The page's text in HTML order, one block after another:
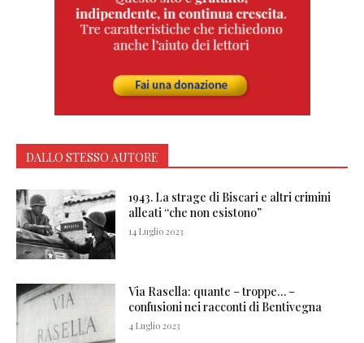
DALLO STESSO AUTORE
1943. La strage di Biscari e altri crimini
alleati “che non esistono”
14 Luglio 2023
Via Rasella: quante – troppe… –
confusioni nei racconti di Bentivegna
4 Luglio 2023